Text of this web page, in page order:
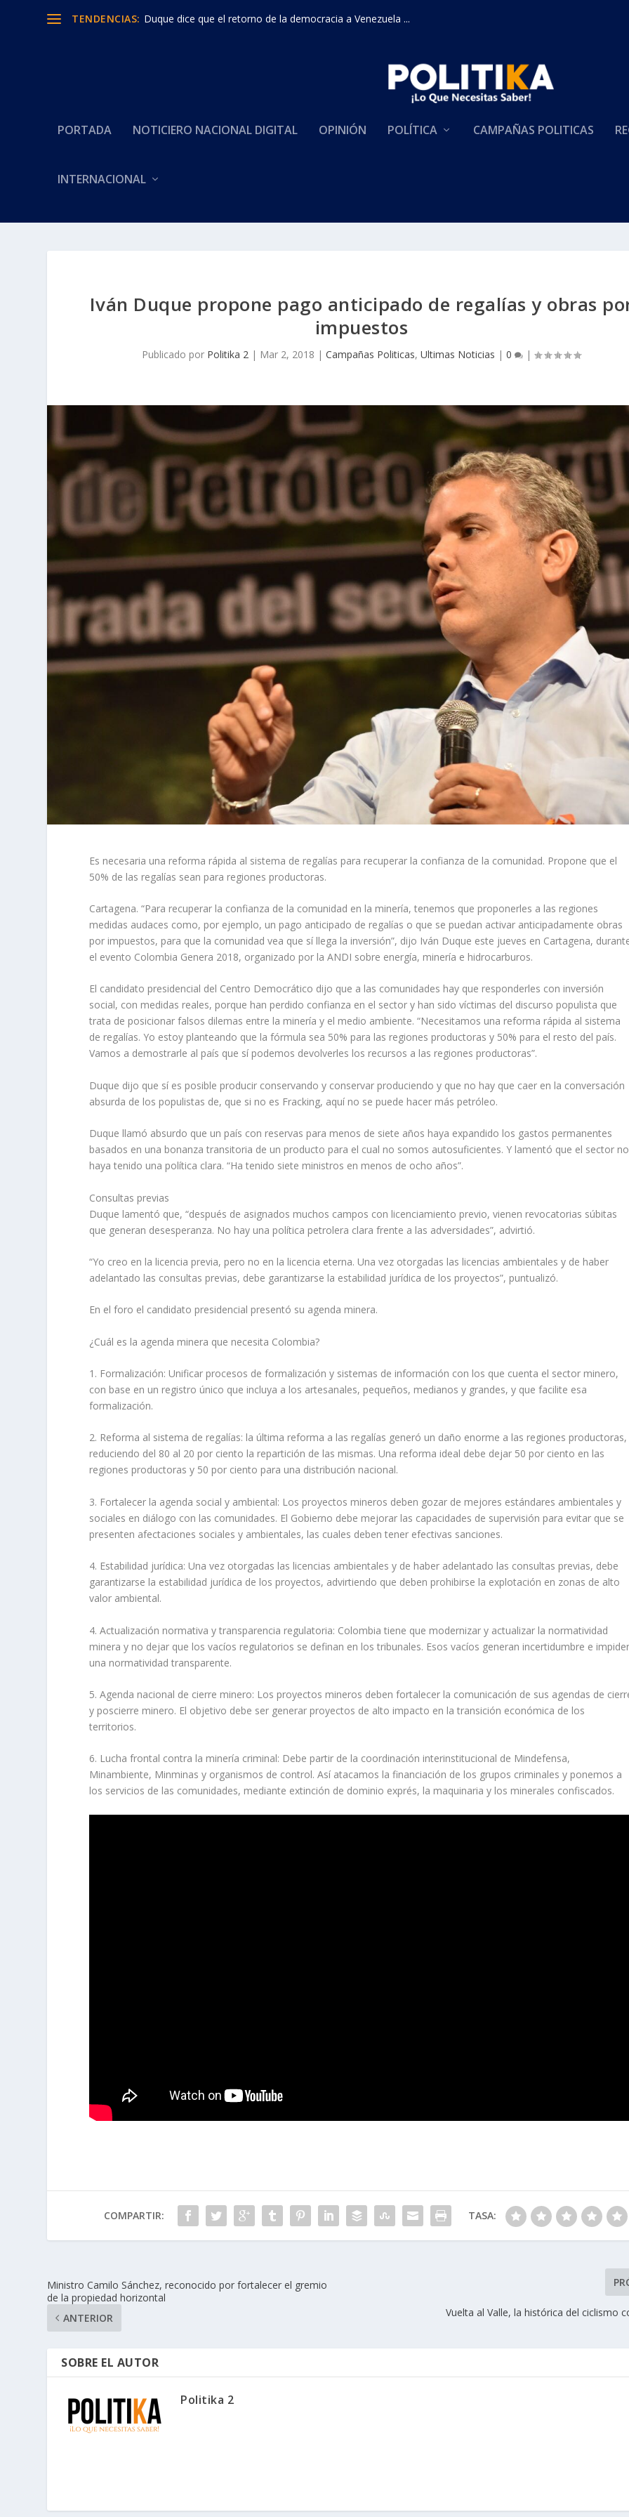
TENDENCIAS: Duque dice que el retorno de la democracia a Venezuela ...
PORTADA NOTICIERO NACIONAL DIGITAL OPINIÓN POLÍTICA CAMPAÑAS POLITICAS
INTERNACIONAL
Iván Duque propone pago anticipado de regalías y obras
impuestos
Publicado por Politika 2 | Mar 2, 2018 |Campañas Politicas,Ultimas Noticias |0 |
Es necesaria una reforma rápida al sistema de regalías para recuperar la confianza de la comunidad. Propone que el
50% de las regalías sean para regiones productoras.
Cartagena. “Para recuperar la confianza de la comunidad en la minería, tenemos que proponerles a las regiones
medidas audaces como, por ejemplo, un pago anticipado de regalías o que se puedan activar anticipadamente obras
por impuestos, para que la comunidad vea que sí llega la inversión”, dijo Iván Duque este jueves en Cartagena,
el evento Colombia Genera 2018, organizado por la ANDI sobre energía, minería e hidrocarburos.
El candidato presidencial del Centro Democrático dijo que a las comunidades hay que responderles con inversión
social, con medidas reales, porque han perdido confianza en el sector y han sido víctimas del discurso populista que
trata de posicionar falsos dilemas entre la minería y el medio ambiente. “Necesitamos una reforma rápida al sistema
de regalías. Yo estoy planteando que la fórmula sea 50% para las regiones productoras y 50% para el resto del país.
Vamos a demostrarle al país que sí podemos devolverles los recursos a las regiones productoras”.
Duque dijo que sí es posible producir conservando y conservar produciendo y que no hay que caer en la conversación
absurda de los populistas de, que si no es Fracking, aquí no se puede hacer más petróleo.
Duque llamó absurdo que un país con reservas para menos de siete años haya expandido los gastos permanentes
basados en una bonanza transitoria de un producto para el cual no somos autosuficientes. Y lamentó que el sector no
haya tenido una política clara. “Ha tenido siete ministros en menos de ocho años”.
Consultas previas
Duque lamentó que, “después de asignados muchos campos con licenciamiento previo, vienen revocatorias súbitas
que generan desesperanza. No hay una política petrolera clara frente a las adversidades”, advirtió.
“Yo creo en la licencia previa, pero no en la licencia eterna. Una vez otorgadas las licencias ambientales y de haber
adelantado las consultas previas, debe garantizarse la estabilidad jurídica de los proyectos”, puntualizó.
En el foro el candidato presidencial presentó su agenda minera.
¿Cuál es la agenda minera que necesita Colombia?
1. Formalización: Unificar procesos de formalización y sistemas de información con los que cuenta el sector minero,
con base en un registro único que incluya a los artesanales, pequeños, medianos y grandes, y que facilite esa
formalización.
2. Reforma al sistema de regalías: la última reforma a las regalías generó un daño enorme a las regiones productoras,
reduciendo del 80 al 20 por ciento la repartición de las mismas. Una reforma ideal debe dejar 50 por ciento en las
regiones productoras y 50 por ciento para una distribución nacional.
3. Fortalecer la agenda social y ambiental: Los proyectos mineros deben gozar de mejores estándares ambientales y
sociales en diálogo con las comunidades. El Gobierno debe mejorar las capacidades de supervisión para evitar que se
presenten afectaciones sociales y ambientales, las cuales deben tener efectivas sanciones.
4. Estabilidad jurídica: Una vez otorgadas las licencias ambientales y de haber adelantado las consultas previas, debe
garantizarse la estabilidad jurídica de los proyectos, advirtiendo que deben prohibirse la explotación en zonas de alto
valor ambiental.
4. Actualización normativa y transparencia regulatoria: Colombia tiene que modernizar y actualizar la normatividad
minera y no dejar que los vacíos regulatorios se definan en los tribunales. Esos vacíos generan incertidumbre e
una normatividad transparente.
5. Agenda nacional de cierre minero: Los proyectos mineros deben fortalecer la comunicación de sus agendas de
y poscierre minero. El objetivo debe ser generar proyectos de alto impacto en la transición económica de los
territorios.
6. Lucha frontal contra la minería criminal: Debe partir de la coordinación interinstitucional de Mindefensa,
Minambiente, Minminas y organismos de control. Así atacamos la financiación de los grupos criminales y ponemos a
los servicios de las comunidades, mediante extinción de dominio exprés, la maquinaria y los minerales confiscados.
COMPARTIR: TASA:
Ministro Camilo Sánchez, reconocido por fortalecer el gremio
de la propiedad horizontal
ANTERIOR
Vuelta al Valle, la histórica del ciclismo
SOBRE EL AUTOR
Politika 2